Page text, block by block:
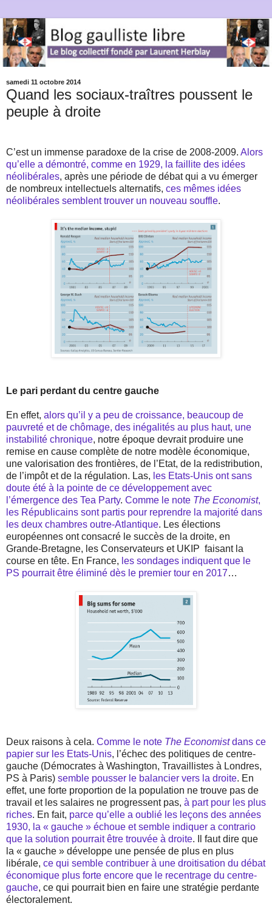
samedi 11 octobre 2014
Quand les sociaux-traîtres poussent le
peuple à droite
C’est un immense paradoxe de la crise de 2008-2009. Alors
qu’elle a démontré, comme en 1929, la faillite des idées
néolibérales, après une période de débat qui a vu émerger
de nombreux intellectuels alternatifs, ces mêmes idées
néolibérales semblent trouver un nouveau souffle.
Le pari perdant du centre gauche
En effet, alors qu’il y a peu de croissance, beaucoup de
pauvreté et de chômage, des inégalités au plus haut, une
instabilité chronique, notre époque devrait produire une
remise en cause complète de notre modèle économique,
une valorisation des frontières, de l’Etat, de la redistribution,
de l’impôt et de la régulation. Las, les Etats-Unis ont sans
doute été à la pointe de ce développement avec
l’émergence des Tea Party. Comme le note The Economist,
les Républicains sont partis pour reprendre la majorité dans
les deux chambres outre-Atlantique. Les élections
européennes ont consacré le succès de la droite, en
Grande-Bretagne, les Conservateurs et UKIP faisant la
course en tête. En France, les sondages indiquent que le
PS pourrait être éliminé dès le premier tour en 2017…
Deux raisons à cela. Comme le note The Economistdans ce
papier sur les Etats-Unis, l’échec des politiques de centre-
gauche (Démocrates à Washington, Travaillistes à Londres,
PS à Paris) semble pousser le balancier vers la droite. En
effet, une forte proportion de la population ne trouve pas de
travail et les salaires ne progressent pas, à part pour les plus
riches. En fait, parce qu’elle a oublié les leçons des années
1930, la « gauche » échoue et semble indiquer a contrario
que la solution pourrait être trouvée à droite. Il faut dire que
la « gauche » développe une pensée de plus en plus
libérale, ce qui semble contribuer à une droitisation du débat
économique plus forte encore que le recentrage du centre-
gauche, ce qui pourrait bien en faire une stratégie perdante
électoralement.